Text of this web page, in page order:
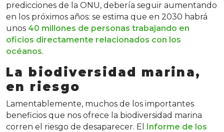
predicciones de la ONU, debería seguir aumentando
en los próximos años: se estima que en 2030 habrá
unos 40 millones de personas trabajando en
oficios directamente relacionados con los
océanos.
La biodiversidad marina,
en riesgo
Lamentablemente, muchos de los importantes
beneficios que nos ofrece la biodiversidad marina
corren el riesgo de desaparecer. El Informe de los